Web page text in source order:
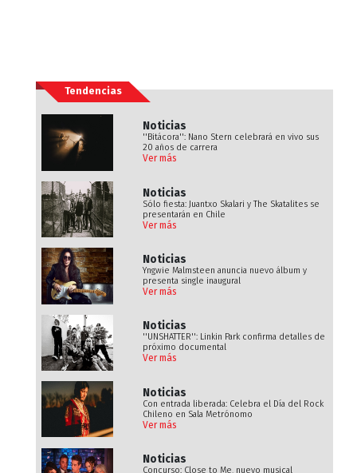
Tendencias
Noticias
''Bitácora'': Nano Stern celebrará en vivo sus
20 años de carrera
Ver más
Noticias
Sólo fiesta: Juantxo Skalari y The Skatalites se
presentarán en Chile
Ver más
Noticias
Yngwie Malmsteen anuncia nuevo álbum y
presenta single inaugural
Ver más
Noticias
''UNSHATTER'': Linkin Park confirma detalles de
próximo documental
Ver más
Noticias
Con entrada liberada: Celebra el Día del Rock
Chileno en Sala Metrónomo
Ver más
Noticias
Concurso: Close to Me, nuevo musical